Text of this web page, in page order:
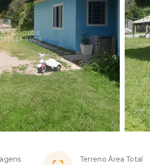
Terreno Área Total